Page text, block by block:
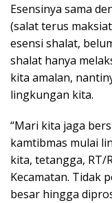
Esensinya sama
(salat terus
esensi shalat,
shalat hanya
kita amalan,
lingkungan kita.
“Mari kita jaga
kamtibmas mulai
kita, tetangga, RT/
Kecamatan. Tidak
besar hingga